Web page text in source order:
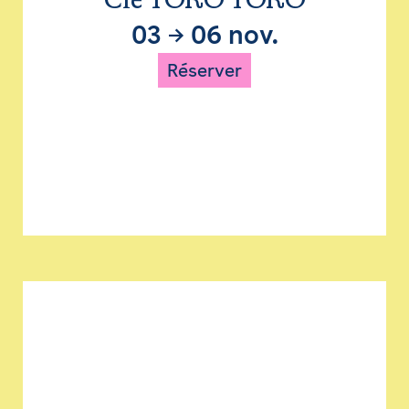
03 → 06 nov.
Réserver